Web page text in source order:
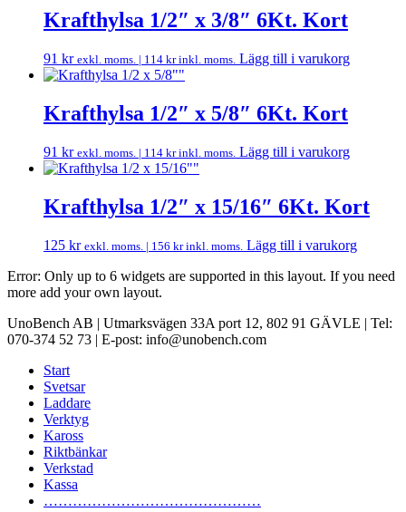
Krafthylsa 1/2″ x 3/8″ 6Kt. Kort
91 kr exkl. moms. | 114 krinkl. moms. Lägg till i varukorg
Krafthylsa 1/2″ x 5/8″ 6Kt. Kort
91 kr exkl. moms. | 114 krinkl. moms. Lägg till i varukorg
Krafthylsa 1/2″ x 15/16″ 6Kt. Kort
125 kr exkl. moms. | 156 krinkl. moms. Lägg till i varukorg
Error: Only up to 6 widgets are supported in this layout. If you need
more add your own layout.
UnoBench AB | Utmarksvägen 33A port 12, 802 91 GÄVLE | Tel:
070-374 52 73 | E-post: info@unobench.com
Start
Svetsar
Laddare
Verktyg
Kaross
Riktbänkar
Verkstad
Kassa
………………………………………